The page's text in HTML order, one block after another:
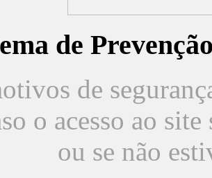
de
de
o acesso ao
ou se não